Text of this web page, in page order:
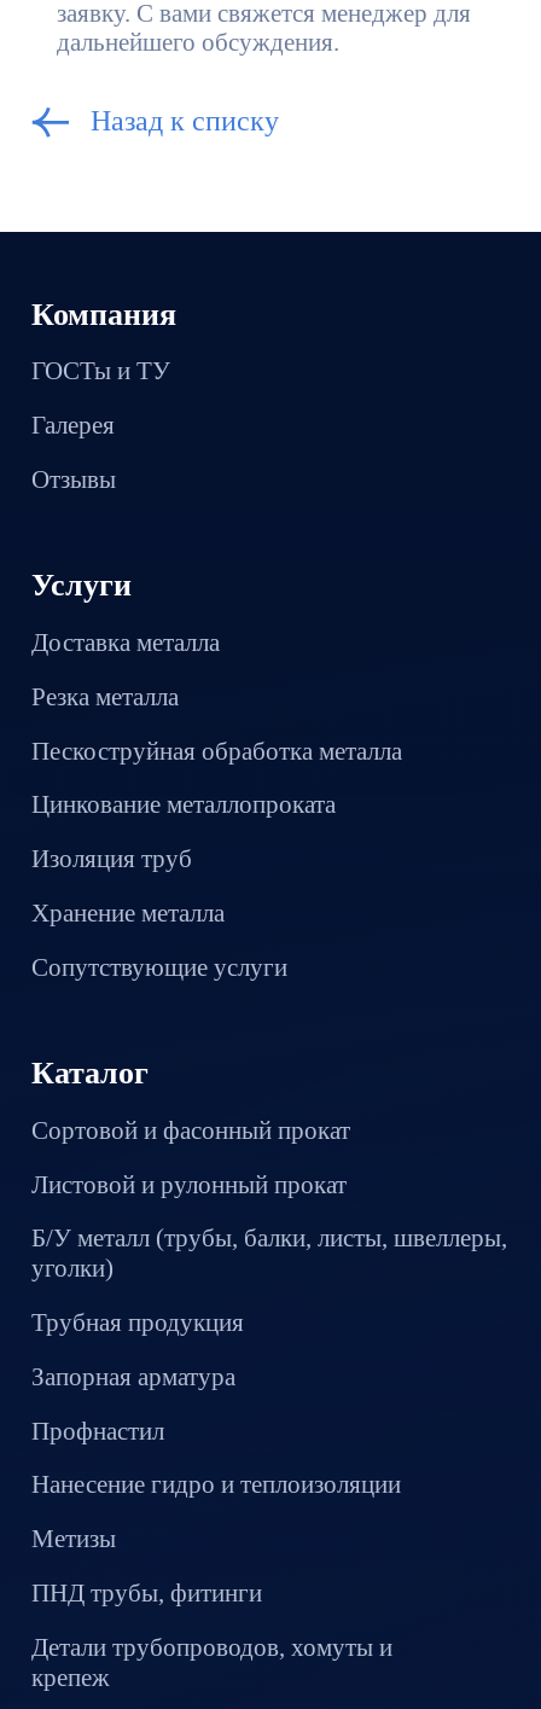
заявку. С вами свяжется менеджер для
дальнейшего обсуждения.
Назад к списку
Компания
ГОСТы и ТУ
Галерея
Отзывы
Услуги
Доставка металла
Резка металла
Пескоструйная обработка металла
Цинкование металлопроката
Изоляция труб
Хранение металла
Сопутствующие услуги
Каталог
Сортовой и фасонный прокат
Листовой и рулонный прокат
Б/У металл (трубы, балки, листы, швеллеры,
уголки)
Трубная продукция
Запорная арматура
Профнастил
Нанесение гидро и теплоизоляции
Метизы
ПНД трубы, фитинги
Детали трубопроводов, хомуты и
крепеж